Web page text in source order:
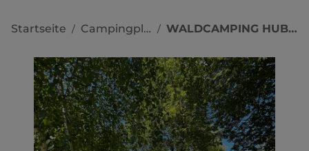
Startseite / Campingplätze / WALDCAMPING HUBERTUS